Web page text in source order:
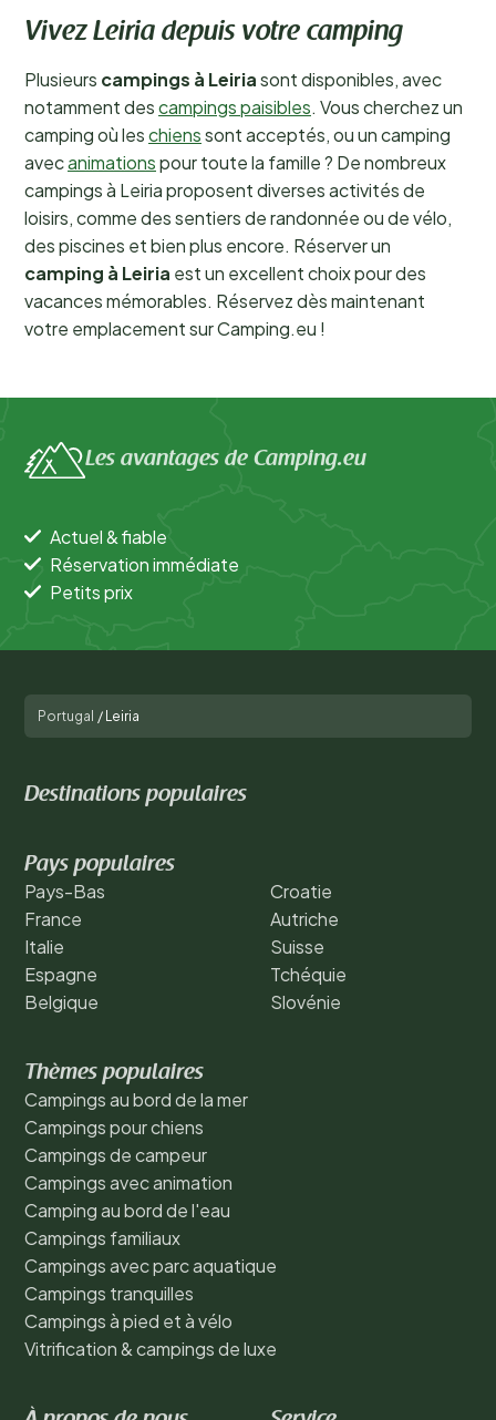
Vivez Leiria depuis votre camping
Plusieurs campings à Leiriasont disponibles, avec
notamment descampings paisibles. Vous cherchez un
camping où leschienssont acceptés, ou un camping
avecanimationspour toute la famille ? De nombreux
campings à Leiria proposent diverses activités de
loisirs, comme des sentiers de randonnée ou de vélo,
des piscines et bien plus encore. Réserver un
camping à Leiria est un excellent choix pour des
vacances mémorables. Réservez dès maintenant
votre emplacement sur Camping.eu !
Les avantages de Camping.eu
Actuel & fiable
Réservation immédiate
Petits prix
Portugal / Leiria
Destinations populaires
Pays populaires
Pays-Bas
France
Italie
Espagne
Belgique
Croatie
Autriche
Suisse
Tchéquie
Slovénie
Thèmes populaires
Campings au bord de la mer
Campings pour chiens
Campings de campeur
Campings avec animation
Camping au bord de l'eau
Campings familiaux
Campings avec parc aquatique
Campings tranquilles
Campings à pied et à vélo
Vitrification & campings de luxe